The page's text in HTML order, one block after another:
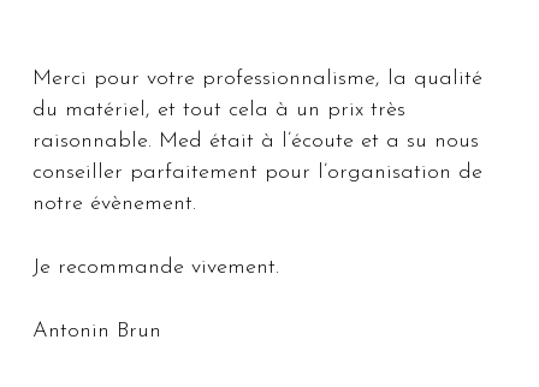
Merci pour votre professionnalisme, la qualité
du matériel, et tout cela à un prix très
raisonnable. Med était à l’écoute et a su nous
conseiller parfaitement pour l’organisation de
notre évènement.
Je recommande vivement.
Antonin Brun